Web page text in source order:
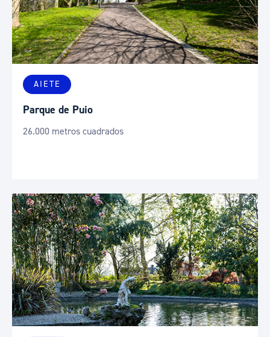
AIETE
Parque de Puio
26.000 metros cuadrados